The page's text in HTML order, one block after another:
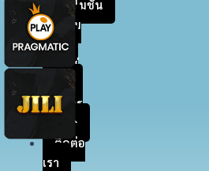
โปรโมชัน
สะสม
แต้ม
เข้าสู่
ระบบ
สมัคร
สมาชิก
ติดต่อ
เรา